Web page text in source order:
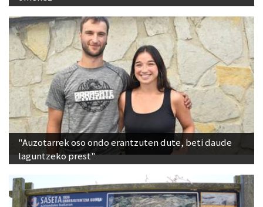
"Auzotarrek oso ondo erantzuten dute, beti daude
laguntzeko prest"